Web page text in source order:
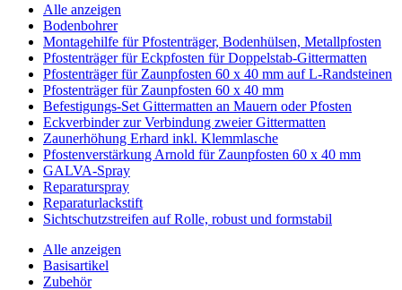
Alle anzeigen
Bodenbohrer
Montagehilfe für Pfostenträger, Bodenhülsen, Metallpfosten
Pfostenträger für Eckpfosten für Doppelstab-Gittermatten
Pfostenträger für Zaunpfosten 60 x 40 mm auf L-Randsteinen
Pfostenträger für Zaunpfosten 60 x 40 mm
Befestigungs-Set Gittermatten an Mauern oder Pfosten
Eckverbinder zur Verbindung zweier Gittermatten
Zaunerhöhung Erhard inkl. Klemmlasche
Pfostenverstärkung Arnold für Zaunpfosten 60 x 40 mm
GALVA-Spray
Reparaturspray
Reparaturlackstift
Sichtschutzstreifen auf Rolle, robust und formstabil
Alle anzeigen
Basisartikel
Zubehör